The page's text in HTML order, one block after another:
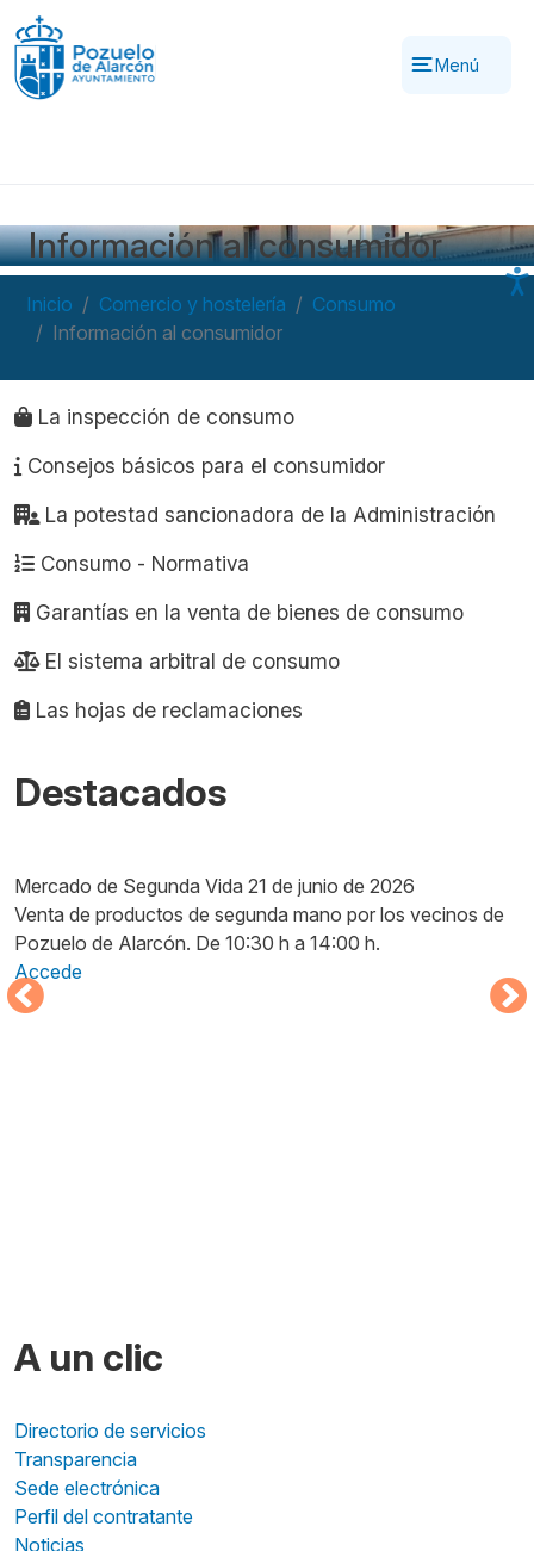
Pasar al contenido principal
Menú
Información al consumidor
Inicio Comercio y hostelería
Consumo
Información al consumidor
Navegación principal
La inspección de consumo
Consejos básicos para el consumidor
La potestad sancionadora de la Administración
Consumo - Normativa
Garantías en la venta de bienes de consumo
El sistema arbitral de consumo
Las hojas de reclamaciones
Destacados
Mercado de Segunda Vida 21 de junio de 2026
Venta de productos de segunda mano por los vecinos de
Pozuelo de Alarcón. De 10:30 h a 14:00 h.
Accede
A un clic
Directorio de servicios
Transparencia
Sede electrónica
Perfil del contratante
Noticias